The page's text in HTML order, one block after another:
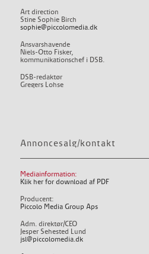
Art direction
Stine Sophie Birch
sophie@piccolomedia.dk
Ansvarshavende
Niels-Otto Fisker,
kommunikationschef i DSB.
DSB-redaktør
Gregers Lohse
Annoncesalg/kontakt
Mediainformation:
Klik her for download af PDF
Producent:
Piccolo Media Group Aps
Adm. direktør/CEO
Jesper Sehested Lund
jsl@piccolomedia.dk